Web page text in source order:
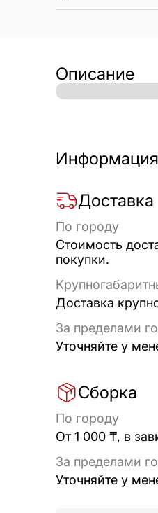
Описание
Доставка
По городу
Стоимость
покупки.
Доставка
За пределами
Уточняйте у
Сборка
По городу
От 1 000 ₸, в
За пределами
Уточняйте у